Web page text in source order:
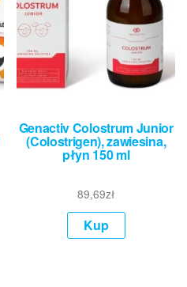
Genactiv Colostrum Junior
(Colostrigen), zawiesina,
płyn 150 ml
89,69zł
Kup